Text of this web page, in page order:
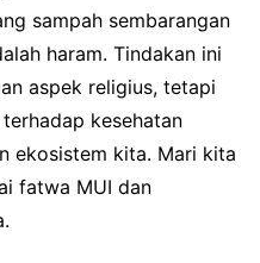
sampah sembarangan
haram. Tindakan ini
aspek religius, tetapi
kesehatan
ekosistem kita. Mari kita
fatwa MUI dan